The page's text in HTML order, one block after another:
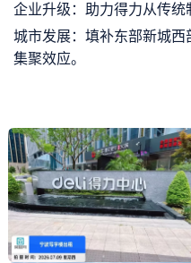
企业升级：助力得力从传统
城市发展：填补东部新城
集聚效应。